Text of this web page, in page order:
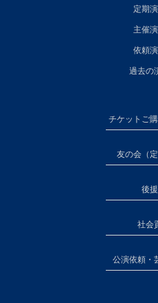
定期
主催
依頼
過去の
チケットご
友の会（定
後
社会
公演依頼・